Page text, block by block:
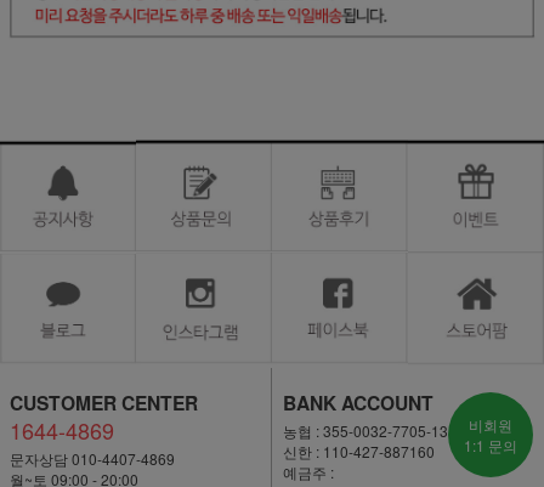
CUSTOMER CENTER
1644-4869
문자상담 010-4407-4869
월~토 09:00 - 20:00
BANK ACCOUNT
농협 : 355-0032-7705-13
신한 : 110-427-887160
예금주 :
비회원
1:1 문의